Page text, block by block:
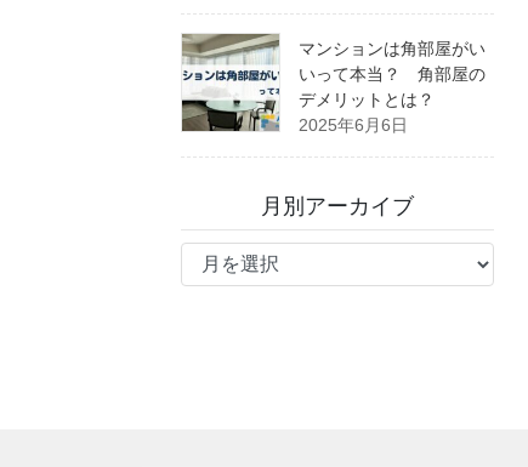
マンションは角部屋がい
いって本当？ 角部屋の
デメリットとは？
2025年6月6日
月別アーカイブ
月